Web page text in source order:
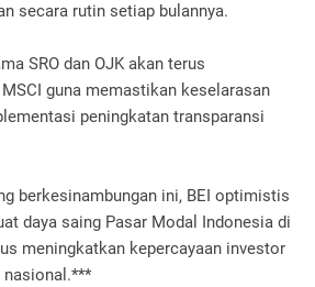
secara rutin setiap bulannya.
SRO dan OJK akan terus
guna memastikan keselarasan
peningkatan transparansi
berkesinambungan ini, BEI optimistis
daya saing Pasar Modal Indonesia di
meningkatkan kepercayaan investor
nasional.***